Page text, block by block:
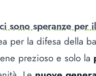
sono speranze per
per la difesa della
prezioso e solo la